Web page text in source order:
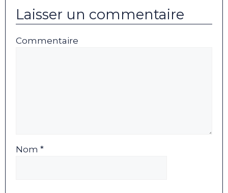
Laisser un commentaire
Commentaire
Nom *